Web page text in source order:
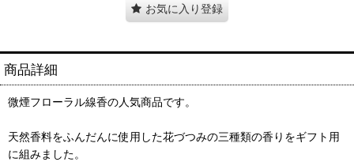
お気に入り登録
商品詳細
微煙フローラル線香の人気商品です。
天然香料をふんだんに使用した花づつみの三種類の香りをギフト用
に組みました。